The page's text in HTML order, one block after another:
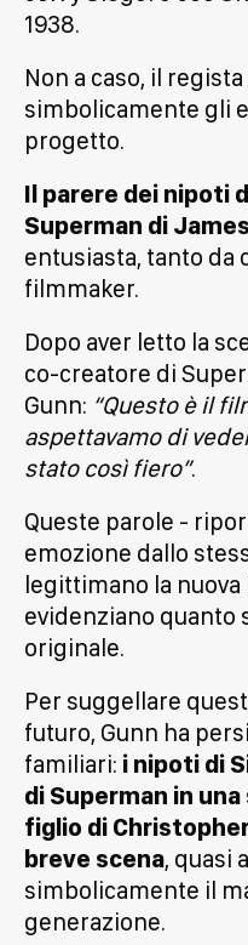
1938.
Non a caso, il
simbolicamente gli
progetto.
Il parere dei nipoti
Superman di
entusiasta, tanto da
filmmaker.
Dopo aver letto la
co-creatore di
Gunn: “Questo è il
aspettavamo di
stato così fiero”.
Queste parole -
emozione dallo
legittimano la
evidenziano quanto
originale.
Per suggellare
futuro, Gunn ha
familiari: i nipoti di
di Superman in
figlio di
breve scena, quasi
simbolicamente il
generazione.